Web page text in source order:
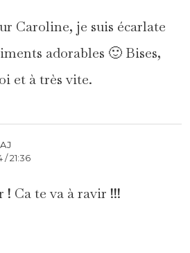
Caroline, je suis écarlate
adorables 🙂 Bises,
et à très vite.
21:36
Ca te va à ravir !!!